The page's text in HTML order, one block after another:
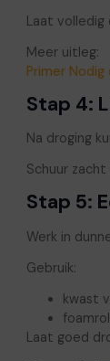
Laat volledig
Meer uitleg:
Primer
Stap 4:
Na droging
Schuur
Stap 5:
Werk in
Gebruik:
kwast
Laat goed